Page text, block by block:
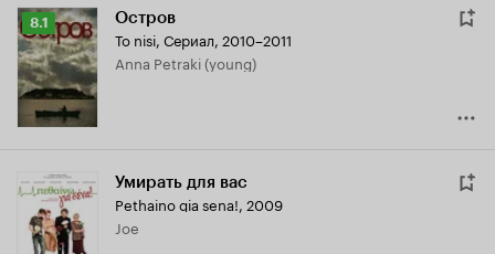
Рейтинг
Кинопоиска
8.1
8.1 Остров
To nisi, Сериал, 2010–2011
Anna Petraki (young)
Умирать для вас
Pethaino gia sena!, 2009
Joe